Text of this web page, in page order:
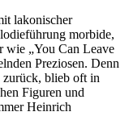
lakonischer
morbide,
wie „You Can Leave
Preziosen. Denn
zurück, blieb oft in
Figuren und
Heinrich